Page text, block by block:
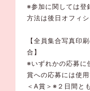
※参加に関しては登
方法は後日オフィ
【全員集合写真印
合】
※いずれかの応募に
賞への応募には使用
＜A賞＞※２日間と